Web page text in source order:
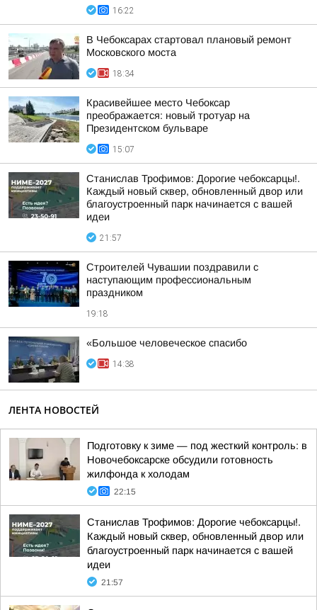
16:22
В Чебоксарах стартовал плановый ремонт
Московского моста
18:34
Красивейшее место Чебоксар
преображается: новый тротуар на
Президентском бульваре
15:07
Станислав Трофимов: Дорогие чебоксарцы!.
Каждый новый сквер, обновленный двор или
благоустроенный парк начинается с вашей
идеи
21:57
Строителей Чувашии поздравили с
наступающим профессиональным
праздником
19:18
«Большое человеческое спасибо
14:38
ЛЕНТА НОВОСТЕЙ
Подготовку к зиме — под жесткий контроль: в
Новочебоксарске обсудили готовность
жилфонда к холодам
22:15
Станислав Трофимов: Дорогие чебоксарцы!.
Каждый новый сквер, обновленный двор или
благоустроенный парк начинается с вашей
идеи
21:57